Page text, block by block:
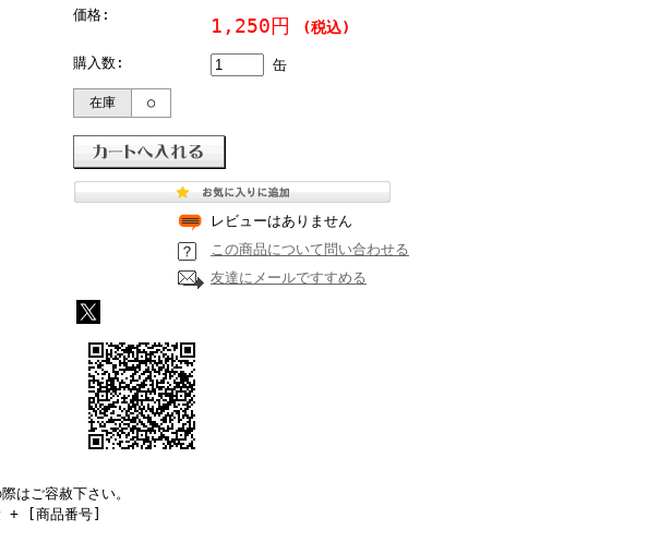
価格: 1,250円 (税込)
購入数: 缶
在庫 ○
レビューはありません
この商品について問い合わせる
友達にメールですすめる
はご容赦下さい。
+ [商品番号]